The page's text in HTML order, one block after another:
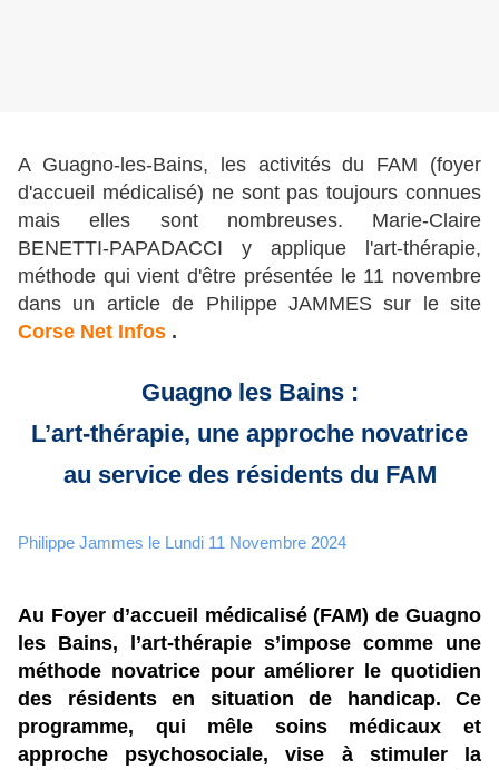
A Guagno-les-Bains, les activités du FAM (foyer
d'accueil médicalisé) ne sont pas toujours connues
mais elles sont nombreuses. Marie-Claire
BENETTI-PAPADACCI y applique l'art-thérapie,
méthode qui vient d'être présentée le 11 novembre
dans un article de Philippe JAMMES sur le site
Corse Net Infos .
Guagno les Bains :
L’art-thérapie, une approche novatrice
au service des résidents du FAM
Philippe Jammes le Lundi 11 Novembre 2024
Au Foyer d’accueil médicalisé (FAM) de Guagno
les Bains, l’art-thérapie s’impose comme une
méthode novatrice pour améliorer le quotidien
des résidents en situation de handicap. Ce
programme, qui mêle soins médicaux et
approche psychosociale, vise à stimuler la